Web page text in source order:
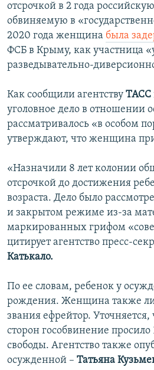
отсрочкой в 2 года
обвиняемую в
2020 года женщина была
ФСБ в Крыму, как участница
разведывательно-
Как сообщили агентству ТАСС
уголовное дело в отношении
рассматривалось «в особом
утверждают, что женщина
«Назначили 8 лет колонии
отсрочкой до достижения
возраста. Дело было
и закрытом режиме из-за
маркированных грифом
цитирует агентство пресс-
Катькало.
По ее словам, ребенок у
рождения. Женщина также
звания ефрейтор.
сторон гособвинение
свободы. Агентство также
осужденной – Татьяна